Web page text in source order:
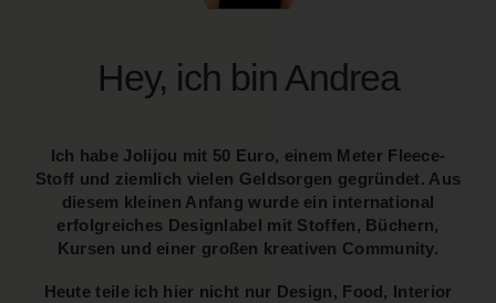
Hey, ich bin Andrea
Ich habe Jolijou mit 50 Euro, einem Meter Fleece-
Stoff und ziemlich vielen Geldsorgen gegründet. Aus
diesem kleinen Anfang wurde ein international
erfolgreiches Designlabel mit Stoffen, Büchern,
Kursen und einer großen kreativen Community.
Heute teile ich hier nicht nur Design, Food, Interior